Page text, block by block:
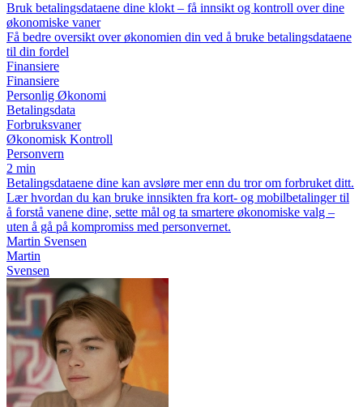
Bruk betalingsdataene dine klokt – få innsikt og kontroll over dine
økonomiske vaner
Få bedre oversikt over økonomien din ved å bruke betalingsdataene
til din fordel
Finansiere
Finansiere
Personlig Økonomi
Betalingsdata
Forbruksvaner
Økonomisk Kontroll
Personvern
2 min
Betalingsdataene dine kan avsløre mer enn du tror om forbruket ditt.
Lær hvordan du kan bruke innsikten fra kort- og mobilbetalinger til
å forstå vanene dine, sette mål og ta smartere økonomiske valg –
uten å gå på kompromiss med personvernet.
Martin Svensen
Martin
Svensen